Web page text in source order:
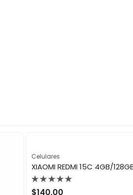
Celulares
Valorado
$140,00